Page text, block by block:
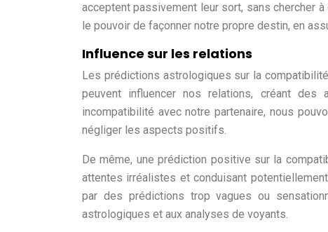
acceptent passivement leur sort, sans chercher
le pouvoir de façonner notre propre destin, en
Influence sur les relations
Les prédictions astrologiques sur la
peuvent influencer nos relations, créant
incompatibilité avec notre partenaire, nous
négliger les aspects positifs.
De même, une prédiction positive sur la
attentes irréalistes et conduisant
par des prédictions trop vagues ou
astrologiques et aux analyses de voyants.